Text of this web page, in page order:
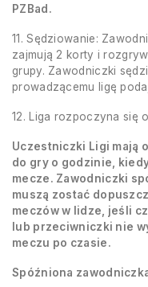
PZBad.
11. Sędziowanie:
zajmują 2 korty i
grupy. Zawodniczki
prowadzącemu ligę
12. Liga rozpoczyna się
Uczestniczki Ligi mają
do gry o godzinie,
mecze. Zawodniczki
muszą zostać
meczów w lidze, jeśli
lub przeciwniczki nie
meczu po czasie.
Spóźniona